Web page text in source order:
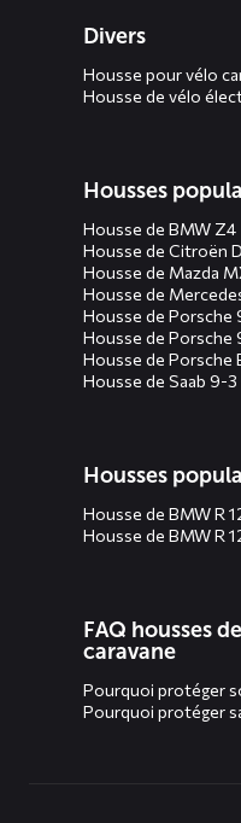
Divers
Housse pour vélo
Housse de vélo
Housses
Housse de BMW Z4
Housse de Citroën
Housse de Mazda
Housse de
Housse de Porsche
Housse de Porsche
Housse de Porsche
Housse de Saab 9-3
Housses
Housse de BMW R
Housse de BMW R
FAQ housses
caravane
Pourquoi protéger
Pourquoi protéger